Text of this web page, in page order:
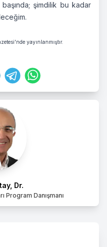
Dr.
Program Danışmanı
şimdilik bu kadar
yayınlanmıştır.